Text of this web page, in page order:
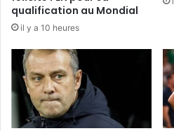
qualification au Mondial
il y a 10 heures